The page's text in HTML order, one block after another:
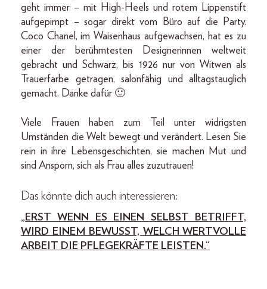
geht immer – mit High-Heels und rotem Lippenstift
aufgepimpt – sogar direkt vom Büro auf die Party.
Coco Chanel, im Waisenhaus aufgewachsen, hat es zu
einer der berühmtesten Designerinnen weltweit
gebracht und Schwarz, bis 1926 nur von Witwen als
Trauerfarbe getragen, salonfähig und alltagstauglich
gemacht. Danke dafür 🙂
Viele Frauen haben zum Teil unter widrigsten
Umständen die Welt bewegt und verändert. Lesen Sie
rein in ihre Lebensgeschichten, sie machen Mut und
sind Ansporn, sich als Frau alles zuzutrauen!
Das könnte dich auch interessieren:
„ERST WENN ES EINEN SELBST BETRIFFT,
WIRD EINEM BEWUSST, WELCH WERTVOLLE
ARBEIT DIE PFLEGEKRÄFTE LEISTEN.“